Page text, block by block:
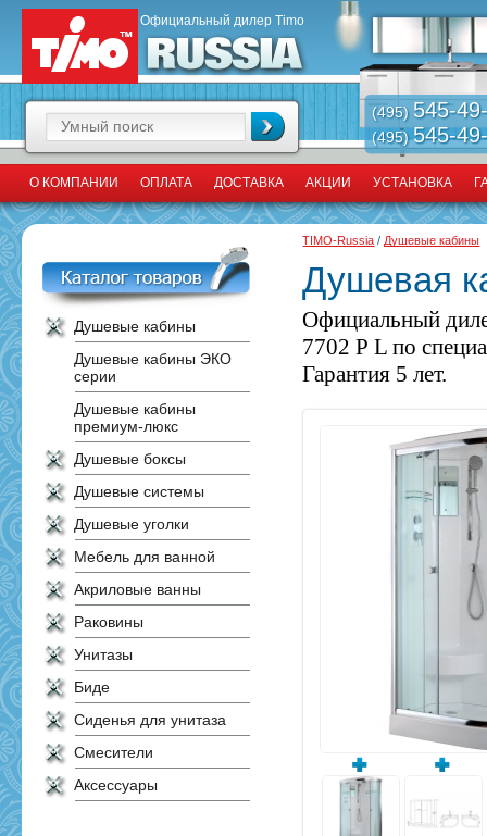
Официальный дилер Timo
(495) 545-
(495)545-
О КОМПАНИИ ОПЛАТА ДОСТАВКА АКЦИИ УСТАНОВКА
Душевые кабины
Душевые кабины ЭКО
серии
Душевые кабины
премиум-люкс
Душевые боксы
Душевые системы
Душевые уголки
Мебель для ванной
Акриловые ванны
Раковины
Унитазы
Биде
Сиденья для унитаза
Смесители
Аксессуары
TIMO-Russia / Душевые кабины
Душевая
Официальный
7702 Р L по
Гарантия 5 лет.